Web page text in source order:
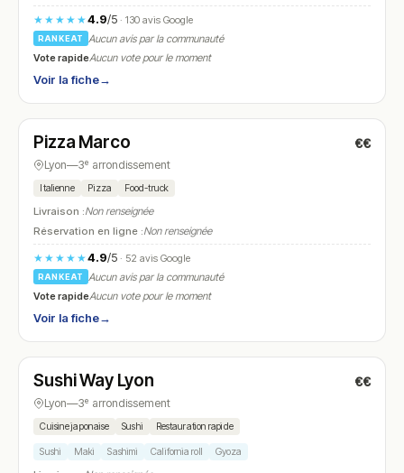
★★★★★4.9/5· 130 avis Google
RANKEAT
Aucun avis par la communauté
Vote rapideAucun vote pour le moment
Voir la fiche→
N° 8
Pizza Marco €€
Lyon—3ᵉ arrondissement
Italienne Pizza Food-truck
Livraison :Non renseignée
Réservation en ligne :Non renseignée
★★★★★4.9/5· 52 avis Google
RANKEAT
Aucun avis par la communauté
Vote rapideAucun vote pour le moment
Voir la fiche→
N° 9
Sushi Way Lyon €€
Lyon—3ᵉ arrondissement
Cuisine japonaise Sushi Restauration rapide
Sushi Maki Sashimi California roll Gyoza